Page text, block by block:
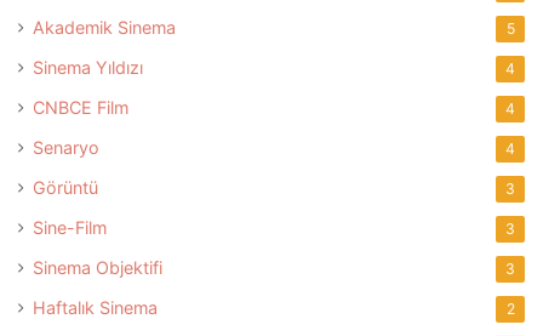
Akademik Sinema 5
Sinema Yıldızı 4
CNBCE Film 4
Senaryo 4
Görüntü 3
Sine-Film 3
Sinema Objektifi 3
Haftalık Sinema 2